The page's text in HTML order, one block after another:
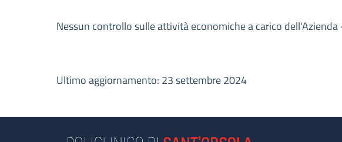
Descrizione
Nessun controllo sulle attività economiche a carico dell'Azienda
Ultimo aggiornamento: 23 settembre 2024